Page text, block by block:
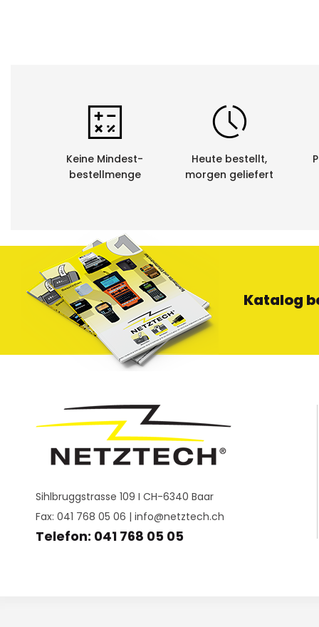
Strichcode
Keine Mindest-
bestellmenge
Heute bestellt,
morgen geliefert
Katalog
Sihlbruggstrasse 109 I CH-6340 Baar
Fax: 041 768 05 06 | info@netztech.ch
Telefon: 041 768 05 05